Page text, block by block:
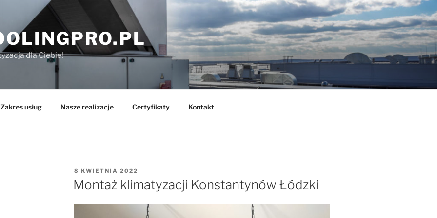
dla Ciebie!
Zakres usług Nasze realizacje Certyfikaty Kontakt
OPUBLIKOWANE
W
8 KWIETNIA 2022
Montaż klimatyzacji Konstantynów Łódzki